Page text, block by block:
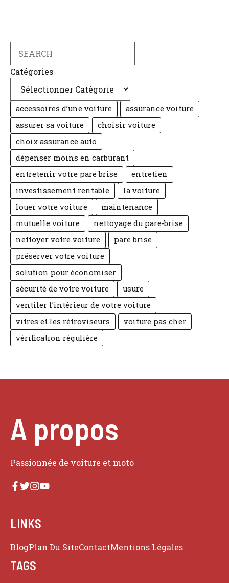
Catégories
accessoires d’une voiture
assurance voiture
assurer sa voiture
choisir voiture
choix assurance auto
dépenser moins en carburant
entretenir votre pare brise
entretien
investissement rentable
la voiture
louer votre voiture
maintenance
mutuelle voiture
nettoyage du pare-brise
nettoyer votre voiture
pare brise
préserver votre voiture
solution pour économiser
sécurité de votre voiture
usure
ventiler l’intérieur de votre voiture
vitres et les rétroviseurs
voiture pas cher
vérification régulière
A propos
Passionnée de voiture et moto
LINKS
BlogPlan Du SiteContactMentions Légales
TAGS